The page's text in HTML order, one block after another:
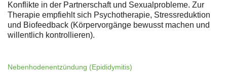
Konflikte in der Partnerschaft und Sexualprobleme. Zur
Therapie empfiehlt sich Psychotherapie, Stressreduktion
und Biofeedback (Körpervorgänge bewusst machen und
willentlich kontrollieren).
Nebenhodenentzündung (Epididymitis)